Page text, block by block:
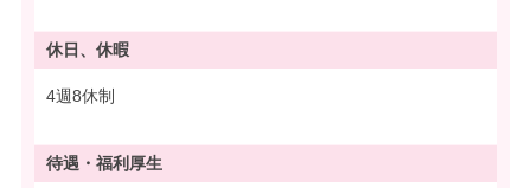
休日、休暇
4週8休制
待遇・ 福利厚生